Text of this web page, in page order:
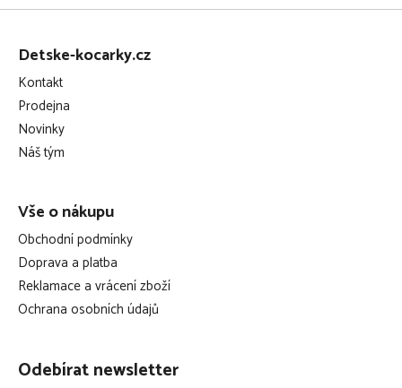
Z
Detske-kocarky.cz
Kontakt
Prodejna
Novinky
Náš tým
Vše o nákupu
Obchodní podmínky
Doprava a platba
Reklamace a vrácení zboží
Ochrana osobních údajů
Odebírat newsletter